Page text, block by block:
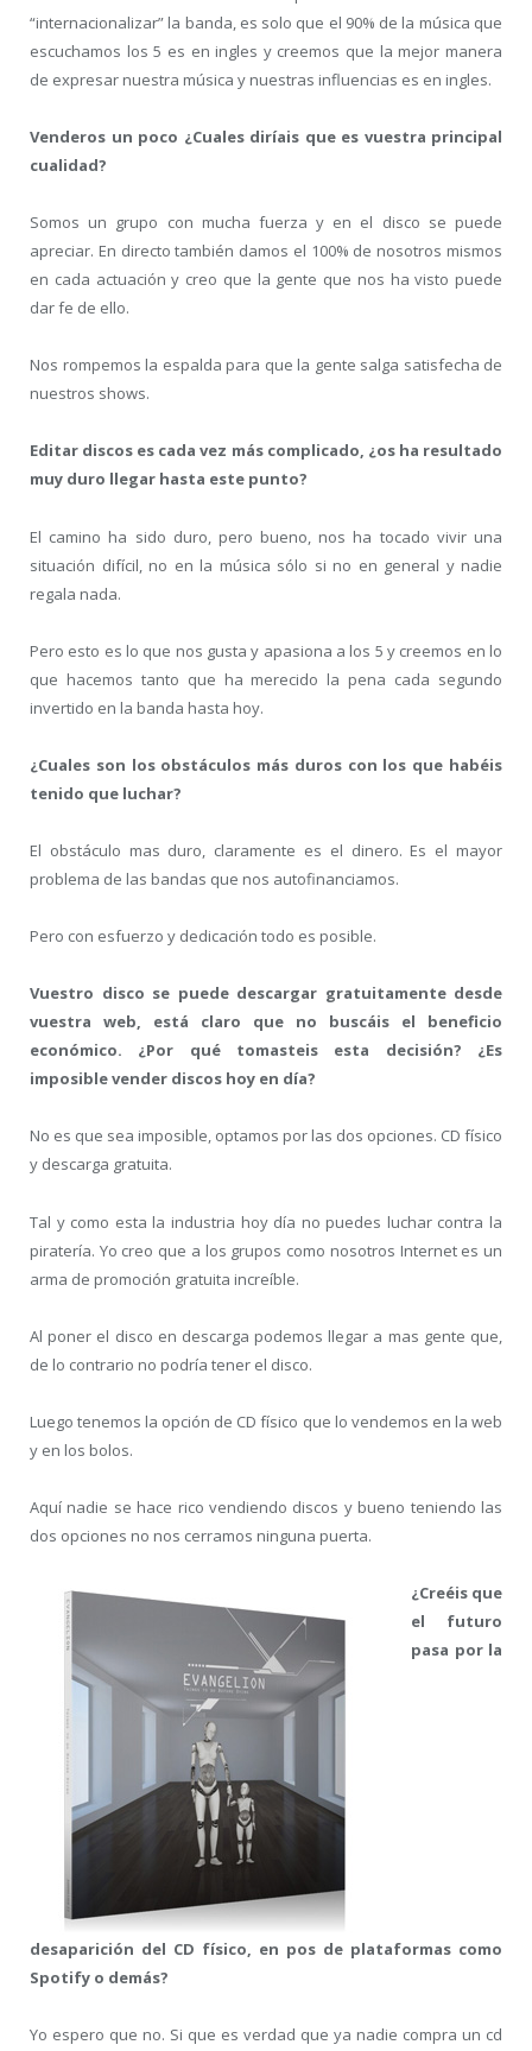
“internacionalizar” la banda, es solo que el 90% de la música que
escuchamos los 5 es en ingles y creemos que la mejor manera
de expresar nuestra música y nuestras influencias es en ingles.
Venderos un poco ¿Cuales diríais que es vuestra principal
cualidad?
Somos un grupo con mucha fuerza y en el disco se puede
apreciar. En directo también damos el 100% de nosotros mismos
en cada actuación y creo que la gente que nos ha visto puede
dar fe de ello.
Nos rompemos la espalda para que la gente salga satisfecha de
nuestros shows.
Editar discos es cada vez más complicado, ¿os ha resultado
muy duro llegar hasta este punto?
El camino ha sido duro, pero bueno, nos ha tocado vivir una
situación difícil, no en la música sólo si no en general y nadie
regala nada.
Pero esto es lo que nos gusta y apasiona a los 5 y creemos en lo
que hacemos tanto que ha merecido la pena cada segundo
invertido en la banda hasta hoy.
¿Cuales son los obstáculos más duros con los que habéis
tenido que luchar?
El obstáculo mas duro, claramente es el dinero. Es el mayor
problema de las bandas que nos autofinanciamos.
Pero con esfuerzo y dedicación todo es posible.
Vuestro disco se puede descargar gratuitamente desde
vuestra web, está claro que no buscáis el beneficio
económico. ¿Por qué tomasteis esta decisión? ¿Es
imposible vender discos hoy en día?
No es que sea imposible, optamos por las dos opciones. CD físico
y descarga gratuita.
Tal y como esta la industria hoy día no puedes luchar contra la
piratería. Yo creo que a los grupos como nosotros Internet es un
arma de promoción gratuita increíble.
Al poner el disco en descarga podemos llegar a mas gente que,
de lo contrario no podría tener el disco.
Luego tenemos la opción de CD físico que lo vendemos en la web
y en los bolos.
Aquí nadie se hace rico vendiendo discos y bueno teniendo las
dos opciones no nos cerramos ninguna puerta.
¿Creéis que
el futuro
pasa por la
desaparición del CD físico, en pos de plataformas como
Spotify o demás?
Yo espero que no. Si que es verdad que ya nadie compra un cd